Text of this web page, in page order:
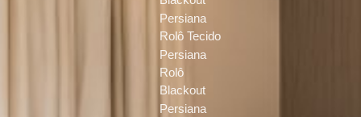
Persiana
Rolô Tecido
Persiana
Rolô
Blackout
Persiana